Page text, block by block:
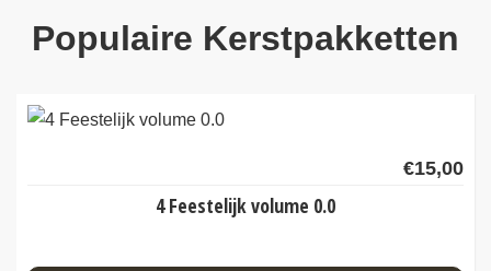
Populaire Kerstpakketten
€15,00
4 Feestelijk volume 0.0